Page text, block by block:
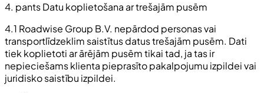
4. pants Datu koplietošana ar trešajām pusēm
4.1 Roadwise Group B.V. nepārdod personas vai
transportlīdzeklim saistītus datus trešajām pusēm. Dati
tiek koplietoti ar ārējām pusēm tikai tad, ja tas ir
nepieciešams klienta pieprasīto pakalpojumu izpildei vai
juridisko saistību izpildei.